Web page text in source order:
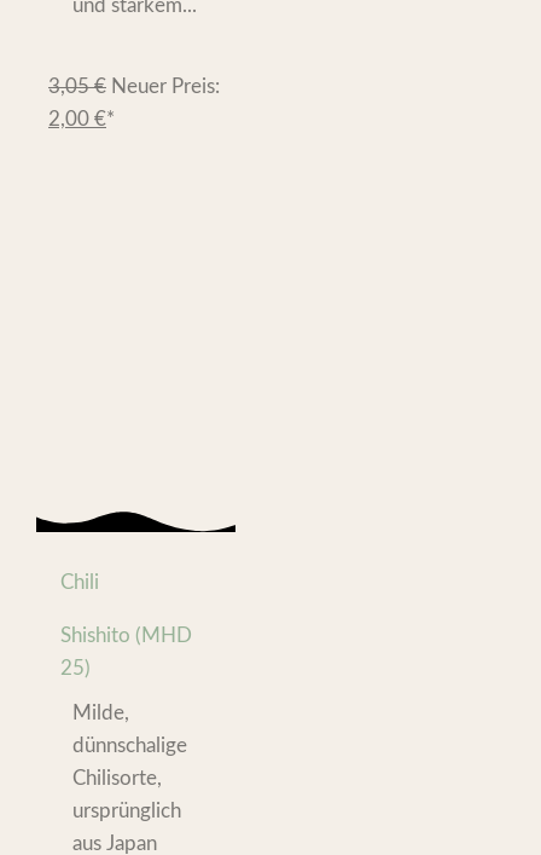
und starkem...
3,05€ Neuer Preis:
2,00 €*
Chili
Shishito (MHD
25)
Milde,
dünnschalige
Chilisorte,
ursprünglich
aus Japan